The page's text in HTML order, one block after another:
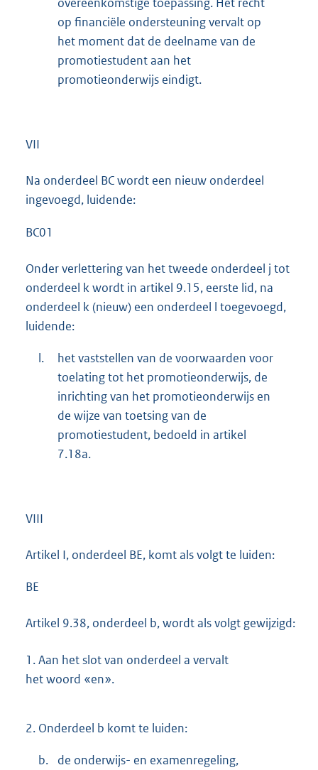
op financiële ondersteuning vervalt op
het moment dat de deelname van de
promotiestudent aan het
promotieonderwijs eindigt.
VII
Na onderdeel BC wordt een nieuw onderdeel
ingevoegd, luidende:
BC01
Onder verlettering van het tweede onderdeel j tot
onderdeel k wordt in artikel 9.15, eerste lid, na
onderdeel k (nieuw) een onderdeel l toegevoegd,
luidende:
l.
het vaststellen van de voorwaarden voor
toelating tot het promotieonderwijs, de
inrichting van het promotieonderwijs en
de wijze van toetsing van de
promotiestudent, bedoeld in artikel
7.18a.
VIII
Artikel I, onderdeel BE, komt als volgt te luiden:
BE
Artikel 9.38, onderdeel b, wordt als volgt gewijzigd:
1.Aan het slot van onderdeel a vervalt
het woord «en».
2. Onderdeel b komt te luiden:
b.
de onderwijs- en examenregeling,